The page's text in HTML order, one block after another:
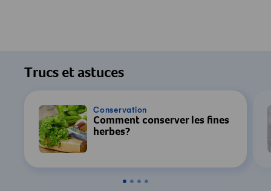
Trucs et astuces
Conservation
Comment conserver les fines
herbes?